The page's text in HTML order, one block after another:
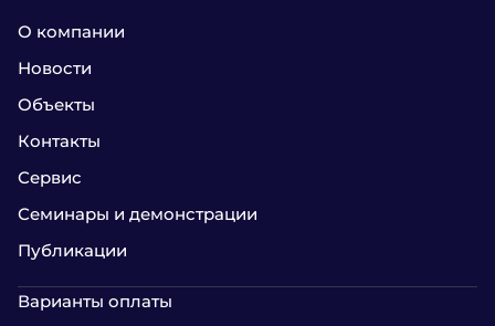
О компании
Новости
Объекты
Контакты
Сервис
Семинары и демонстрации
Публикации
Варианты оплаты